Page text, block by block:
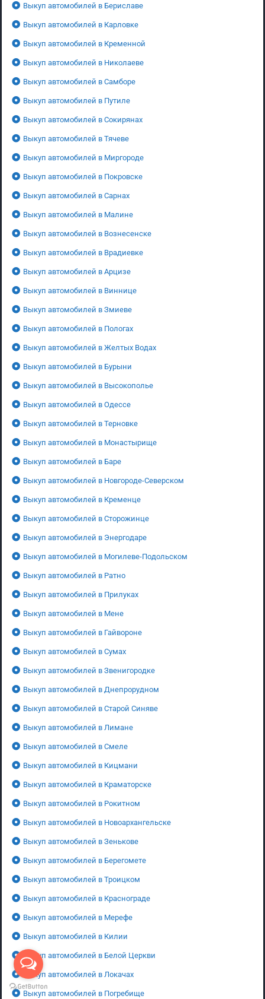
Выкуп автомобилей в Бериславе
Выкуп автомобилей в Карловке
Выкуп автомобилей в Кременной
Выкуп автомобилей в Николаеве
Выкуп автомобилей в Самборе
Выкуп автомобилей в Путиле
Выкуп автомобилей в Сокирянах
Выкуп автомобилей в Тячеве
Выкуп автомобилей в Миргороде
Выкуп автомобилей в Покровске
Выкуп автомобилей в Сарнах
Выкуп автомобилей в Малине
Выкуп автомобилей в Вознесенске
Выкуп автомобилей в Врадиевке
Выкуп автомобилей в Арцизе
Выкуп автомобилей в Виннице
Выкуп автомобилей в Змиеве
Выкуп автомобилей в Пологах
Выкуп автомобилей в Желтых Водах
Выкуп автомобилей в Бурыни
Выкуп автомобилей в Высокополье
Выкуп автомобилей в Одессе
Выкуп автомобилей в Терновке
Выкуп автомобилей в Монастырище
Выкуп автомобилей в Баре
Выкуп автомобилей в Новгороде-Северском
Выкуп автомобилей в Кременце
Выкуп автомобилей в Сторожинце
Выкуп автомобилей в Энергодаре
Выкуп автомобилей в Могилеве-Подольском
Выкуп автомобилей в Ратно
Выкуп автомобилей в Прилуках
Выкуп автомобилей в Мене
Выкуп автомобилей в Гайвороне
Выкуп автомобилей в Сумах
Выкуп автомобилей в Звенигородке
Выкуп автомобилей в Днепрорудном
Выкуп автомобилей в Старой Синяве
Выкуп автомобилей в Лимане
Выкуп автомобилей в Смеле
Выкуп автомобилей в Кицмани
Выкуп автомобилей в Краматорске
Выкуп автомобилей в Рокитном
Выкуп автомобилей в Новоархангельске
Выкуп автомобилей в Зенькове
Выкуп автомобилей в Берегомете
Выкуп автомобилей в Троицком
Выкуп автомобилей в Краснограде
Выкуп автомобилей в Мерефе
Выкуп автомобилей в Килии
Выкуп автомобилей в Белой Церкви
Выкуп автомобилей в Локачах
Выкуп автомобилей в Погребище